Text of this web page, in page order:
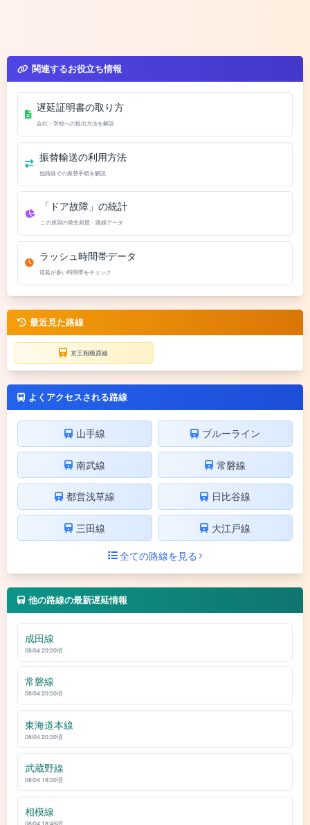
関連するお役立ち情報
遅延証明書の取り方
会社・学校への提出方法を解説
振替輸送の利用方法
他路線での振替手順を解説
「ドア故障」の統計
この原因の発生頻度・路線データ
ラッシュ時間帯データ
遅延が多い時間帯をチェック
最近見た路線
京王相模原線
よくアクセスされる路線
山手線 ブルーライン
南武線 常磐線
都営浅草線 日比谷線
三田線
大江戸線
全ての路線を見る
他の路線の最新遅延情報
成田線
08/04 20:00頃
常磐線
08/04 20:00頃
東海道本線
08/04 20:00頃
武蔵野線
08/04 19:00頃
相模線
08/04 18:45頃